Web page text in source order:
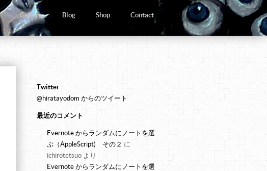
Gallery Blog Shop Contact
Twitter
@hiratayodom からのツイート
最近のコメント
Evernote からランダムにノートを選
ぶ（AppleScript) その２ に
ichirotetsuo より
Evernote からランダムにノートを選